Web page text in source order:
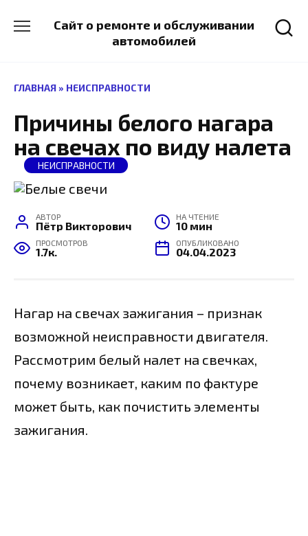
содержанию
Сайт о ремонте и обслуживании
автомобилей
ГЛАВНАЯ » НЕИСПРАВНОСТИ
Причины белого нагара
на свечах по виду налета
НЕИСПРАВНОСТИ
АВТОР
Пётр Викторович
НА ЧТЕНИЕ
10 мин
ПРОСМОТРОВ
1.7к.
ОПУБЛИКОВАНО
04.04.2023
Нагар на свечах зажигания – признак
возможной неисправности двигателя.
Рассмотрим белый налет на свечках,
почему возникает, каким по фактуре
может быть, как почистить элементы
зажигания.